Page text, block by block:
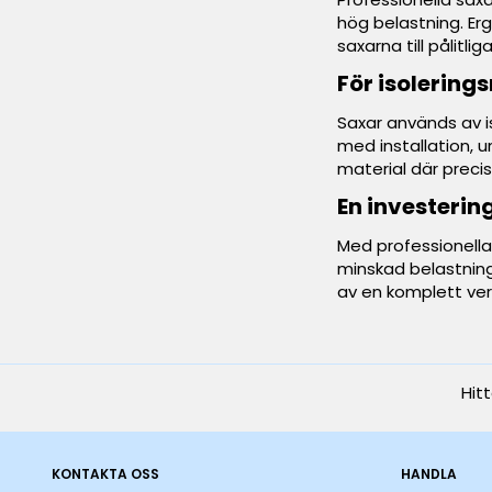
hög belastning.
saxarna till
För
Saxar används
med installation,
material där
En
Med
minskad
av en komplett
KONTAKTA OSS HANDLA